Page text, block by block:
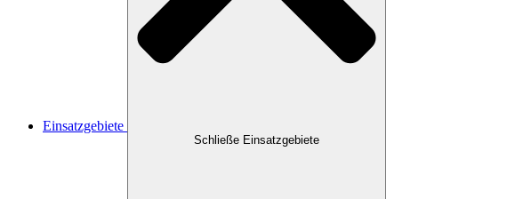
Einsatzgebiete
Schließe Einsatzgebiete